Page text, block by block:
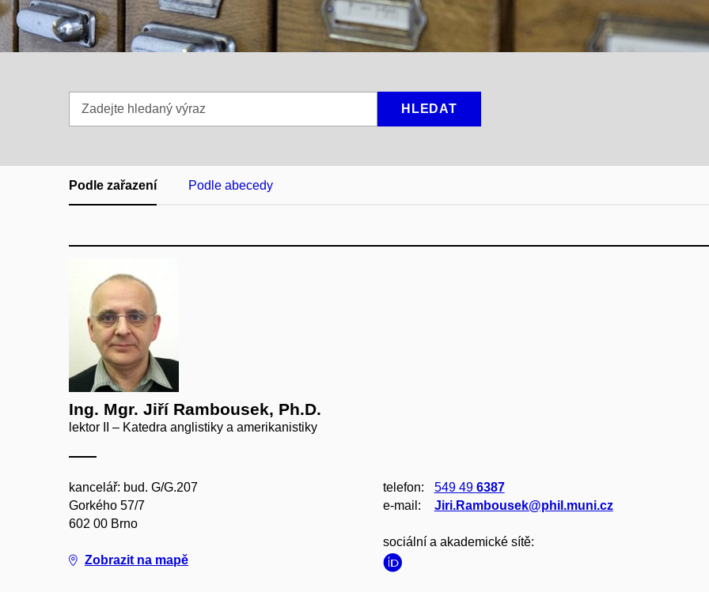
hledaný
HLEDAT
Podle zařazení Podle abecedy
Ing. Mgr. Jiří Rambousek, Ph.D.
lektor II – Katedra anglistiky a amerikanistiky
kancelář: bud. G/G.207
Gorkého 57/7
602 00 Brno
Zobrazit na mapě
telefon: 549 49 6387
e‑mail:
Jiri.Rambousek@phil.muni.cz
sociální a akademické sítě: